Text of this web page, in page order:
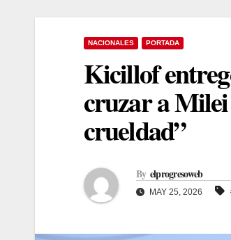
NACIONALES PORTADA
Kicillof
cruzar a Milei
crueldad”
By elprogresoweb
MAY 25, 2026